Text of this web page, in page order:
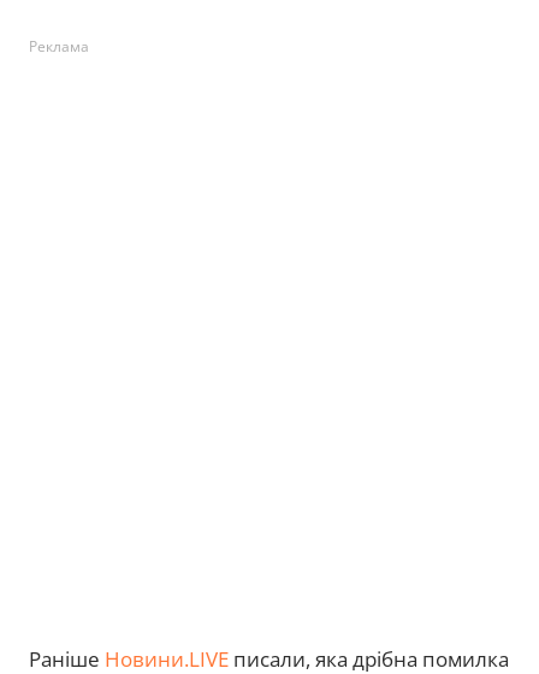
Реклама
Раніше Новини.LIVE писали, яка дрібна помилка